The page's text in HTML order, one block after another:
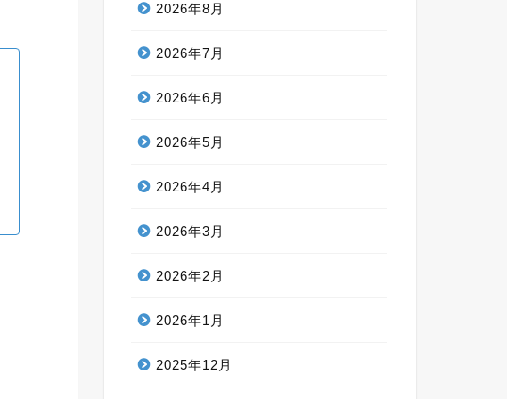
2026年8月
2026年7月
2026年6月
2026年5月
2026年4月
2026年3月
2026年2月
2026年1月
2025年12月